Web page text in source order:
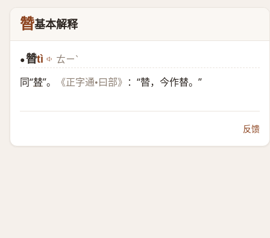
㬱基本解释
●㬱tì ㄊㄧˋ
同“替”。 《正字通•曰部》 ：“㬱，今作替。”
反馈